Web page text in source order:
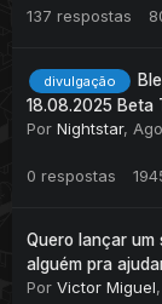
137 respostas
divulgação
18.08.2025 Beta
Por Nightstar,
0 respostas
Quero lançar
alguém pra
Por Victor Miguel,